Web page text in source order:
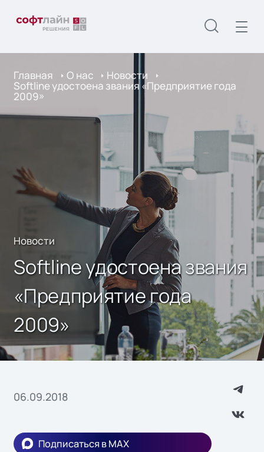
Главная О нас Новости
Softline удостоена звания «Предприятие года
2009»
Новости
Softline удостоена звания
«Предприятие года
2009»
06.09.2018
Подписаться в MAX